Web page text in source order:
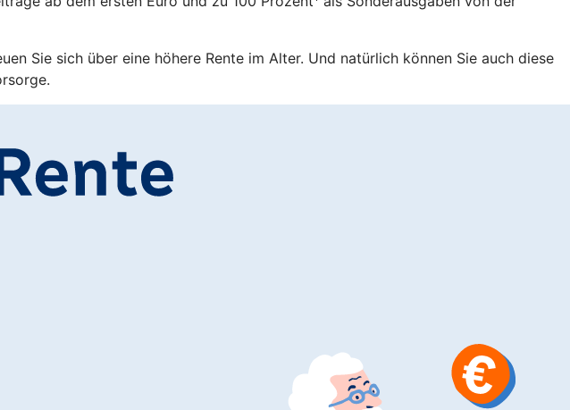
Sie sich über eine höhere Rente im Alter. Und natürlich können Sie auch diese